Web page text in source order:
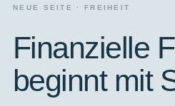
NEUE SEITE · FREIHEIT
Finanzielle
beginnt mit